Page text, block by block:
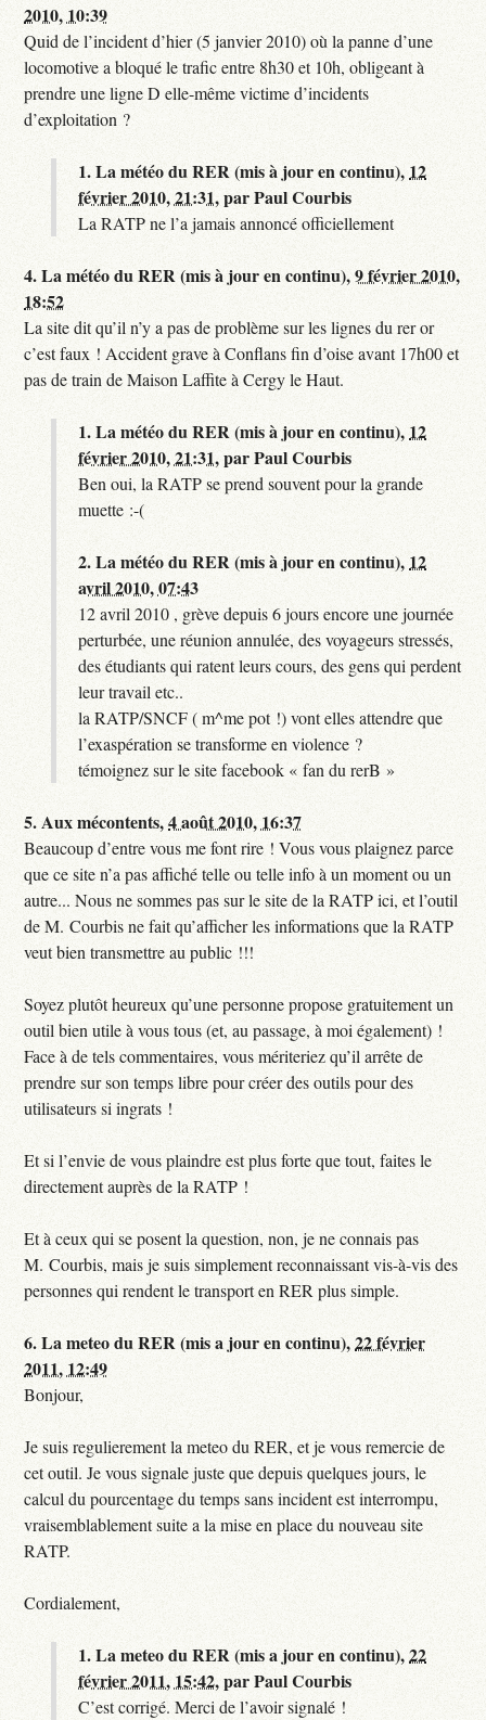
2010, 10:39
Quid de l’incident d’hier (5 janvier 2010) où la panne d’une
locomotive a bloqué le trafic entre 8h30 et 10h, obligeant à
prendre une ligne D elle-même victime d’incidents
d’exploitation ?
1.La météo du RER (mis à jour en continu), 12
février 2010, 21:31,parPaul Courbis
La RATP ne l’a jamais annoncé officiellement
4.La météo du RER (mis à jour en continu),9 février 2010,
18:52
La site dit qu’il n’y a pas de problème sur les lignes du rer or
c’est faux ! Accident grave à Conflans fin d’oise avant 17h00 et
pas de train de Maison Laffite à Cergy le Haut.
1.La météo du RER (mis à jour en continu), 12
février 2010, 21:31,parPaul Courbis
Ben oui, la RATP se prend souvent pour la grande
muette :-(
2.La météo du RER (mis à jour en continu), 12
avril 2010, 07:43
12 avril 2010 , grève depuis 6 jours encore une journée
perturbée, une réunion annulée, des voyageurs stressés,
des étudiants qui ratent leurs cours, des gens qui perdent
leur travail etc..
la RATP/SNCF ( m^me pot !) vont elles attendre que
l’exaspération se transforme en violence ?
témoignez sur le site facebook « fan du rerB »
5.Aux mécontents,4 août 2010, 16:37
Beaucoup d’entre vous me font rire ! Vous vous plaignez parce
que ce site n’a pas affiché telle ou telle info à un moment ou un
autre... Nous ne sommes pas sur le site de la RATP ici, et l’outil
de M. Courbis ne fait qu’afficher les informations que la RATP
veut bien transmettre au public !!!
Soyez plutôt heureux qu’une personne propose gratuitement un
outil bien utile à vous tous (et, au passage, à moi également) !
Face à de tels commentaires, vous mériteriez qu’il arrête de
prendre sur son temps libre pour créer des outils pour des
utilisateurs si ingrats !
Et si l’envie de vous plaindre est plus forte que tout, faites le
directement auprès de la RATP !
Et à ceux qui se posent la question, non, je ne connais pas
M. Courbis, mais je suis simplement reconnaissant vis-à-vis des
personnes qui rendent le transport en RER plus simple.
6.La meteo du RER (mis a jour en continu),22 février
2011, 12:49
Bonjour,
Je suis regulierement la meteo du RER, et je vous remercie de
cet outil. Je vous signale juste que depuis quelques jours, le
calcul du pourcentage du temps sans incident est interrompu,
vraisemblablement suite a la mise en place du nouveau site
RATP.
Cordialement,
1.La meteo du RER (mis a jour en continu),22
février 2011, 15:42,parPaul Courbis
C’est corrigé. Merci de l’avoir signalé !